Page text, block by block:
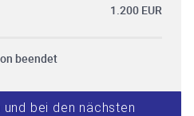
1.200 EUR
beendet
bei den nächsten